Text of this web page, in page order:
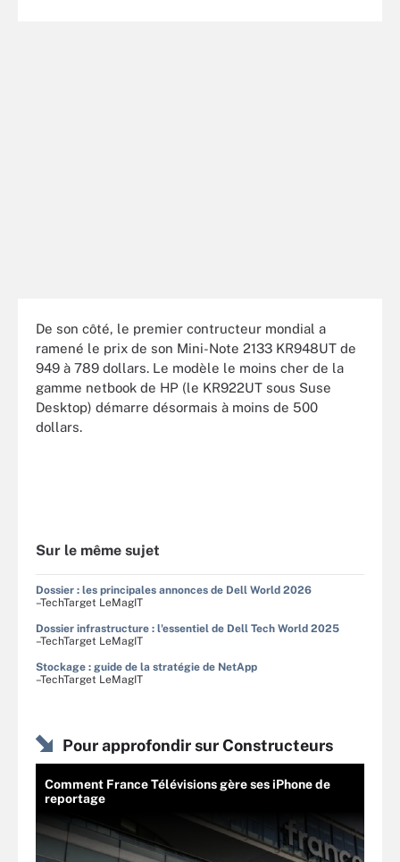
De son côté, le premier contructeur mondial a
ramené le prix de son Mini-Note 2133 KR948UT de
949 à 789 dollars. Le modèle le moins cher de la
gamme netbook de HP (le KR922UT sous Suse
Desktop) démarre désormais à moins de 500
dollars.
Sur le même sujet
Dossier : les principales annonces de Dell World 2026
–TechTarget LeMagIT
Dossier infrastructure : l'essentiel de Dell Tech World 2025
–TechTarget LeMagIT
Stockage : guide de la stratégie de NetApp
–TechTarget LeMagIT
Pour approfondir sur Constructeurs
Comment France Télévisions gère ses iPhone de
reportage